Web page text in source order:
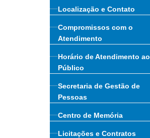
Localização e Contato
Compromissos com o
Atendimento
Horário de Atendimento ao
Público
Secretaria de Gestão de
Pessoas
Centro de Memória
Licitações e Contratos